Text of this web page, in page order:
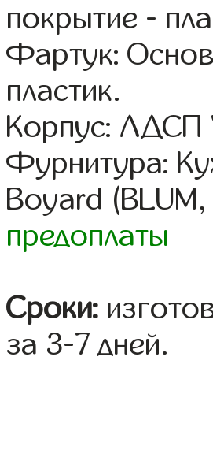
покрытие -
Фартук:
пластик.
Корпус: ЛДСП
Фурнитура:
Boyard
предоплаты
Сроки:
за 3-7 дней.